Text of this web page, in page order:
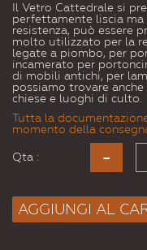
Il Vetro Cattedrale si
perfettamente liscia ma
resistenza, può essere
molto utilizzato per la
legate a piombo, per
incamerato per
di mobili antichi, per
possiamo trovare
chiese e luoghi di culto.
Tutta la
momento della
Qta :
AGGIUNGI AL